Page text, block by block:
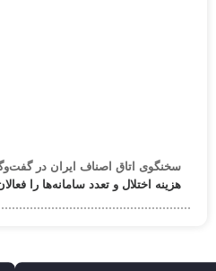
سخنگوی اتاق اصناف ایران در
هزینه اختلال و تعدد سامانه‌ها را